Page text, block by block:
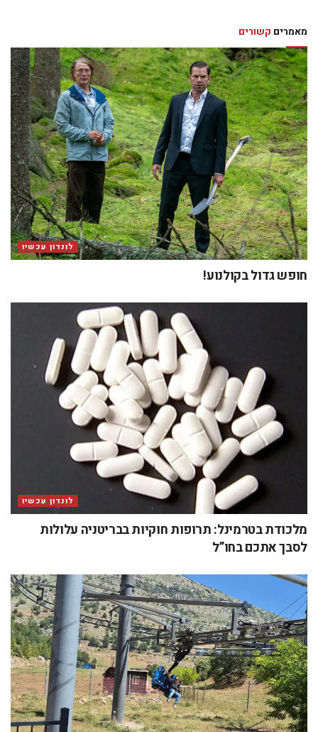
מאמרים קשורים
לונדון עכשיו
חופש גדול בקולנוע!
לונדון עכשיו
מלכודת בטרמינל: תרופות חוקיות בבריטניה עלולות
לסבך אתכם בחו”ל